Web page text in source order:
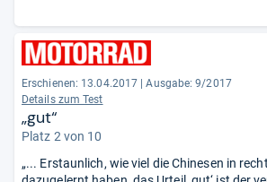
Erschienen: 13.04.2017
Ausgabe: 9/2017
Details zum Test
„gut“
Platz 2 von 10
„... Erstaunlich, wie viel die Chinesen in